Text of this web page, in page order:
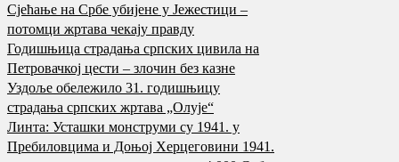
Сјећање на Србе убијене у Јежестици –
потомци жртава чекају правду
Годишњица страдања српских цивила на
Петровачкој цести – злочин без казне
Уздоље обележило 31. годишњицу
страдања српских жртава „Олује“
Линта: Усташки монструми су 1941. у
Пребиловцима и Доњој Херцеговини 1941.